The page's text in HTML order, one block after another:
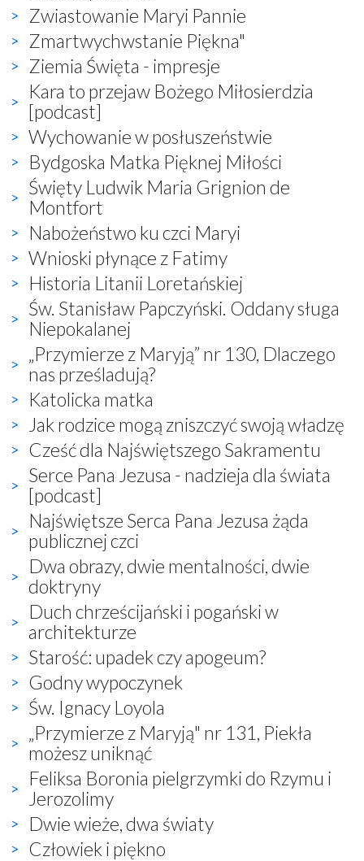
Zwiastowanie Maryi Pannie
Zmartwychwstanie Piękna"
Ziemia Święta - impresje
Kara to przejaw Bożego Miłosierdzia
[podcast]
Wychowanie w posłuszeństwie
Bydgoska Matka Pięknej Miłości
Święty Ludwik Maria Grignion de
Montfort
Nabożeństwo ku czci Maryi
Wnioski płynące z Fatimy
Historia Litanii Loretańskiej
Św. Stanisław Papczyński. Oddany sługa
Niepokalanej
„Przymierze z Maryją” nr 130, Dlaczego
nas prześladują?
Katolicka matka
Jak rodzice mogą zniszczyć swoją władzę
Cześć dla Najświętszego Sakramentu
Serce Pana Jezusa - nadzieja dla świata
[podcast]
Najświętsze Serca Pana Jezusa żąda
publicznej czci
Dwa obrazy, dwie mentalności, dwie
doktryny
Duch chrześcijański i pogański w
architekturze
Starość: upadek czy apogeum?
Godny wypoczynek
Św. Ignacy Loyola
„Przymierze z Maryją" nr 131, Piekła
możesz uniknąć
Feliksa Boronia pielgrzymki do Rzymu i
Jerozolimy
Dwie wieże, dwa światy
Człowiek i piękno